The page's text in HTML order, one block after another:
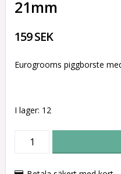
21mm
159 SEK
Eurogrooms piggborste
I lager: 12